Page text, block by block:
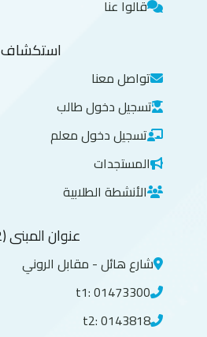
قالوا عنا
استكشاف
تواصل معنا
تسجيل دخول طالب
تسجيل دخول معلم
المستجدات
الأنشطة الطلابية
عنوان المبنى (1،2)
شارع هائل - مقابل الروني
t1: 01473300
t2: 0143818